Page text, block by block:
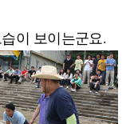
이 보이는군요.